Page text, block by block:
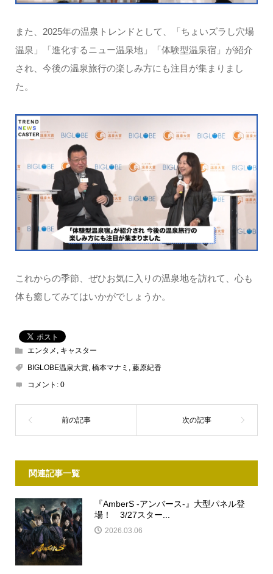
また、2025年の温泉トレンドとして、「ちょいズラし穴場
温泉」「進化するニュー温泉地」「体験型温泉宿」が紹介
され、今後の温泉旅行の楽しみ方にも注目が集まりまし
た。
これからの季節、ぜひお気に入りの温泉地を訪れて、心も
体も癒してみてはいかがでしょうか。
エンタメ , キャスター
BIGLOBE温泉大賞, 橋本マナミ , 藤原紀香
コメント: 0
関連記事一覧
『AmberS -アンバース-』大型パネル登
場！ 3/27スター...
2026.03.06